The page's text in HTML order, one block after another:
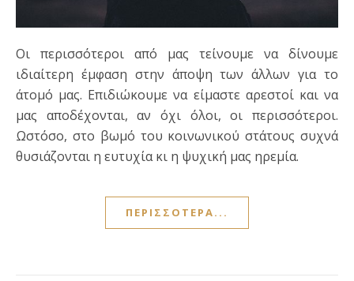
Οι περισσότεροι από μας τείνουμε να δίνουμε
ιδιαίτερη έμφαση στην άποψη των άλλων για το
άτομό μας. Επιδιώκουμε να είμαστε αρεστοί και να
μας αποδέχονται, αν όχι όλοι, οι περισσότεροι.
Ωστόσο, στο βωμό του κοινωνικού στάτους συχνά
θυσιάζονται η ευτυχία κι η ψυχική μας ηρεμία.
ΠΕΡΙΣΣΌΤΕΡΑ...